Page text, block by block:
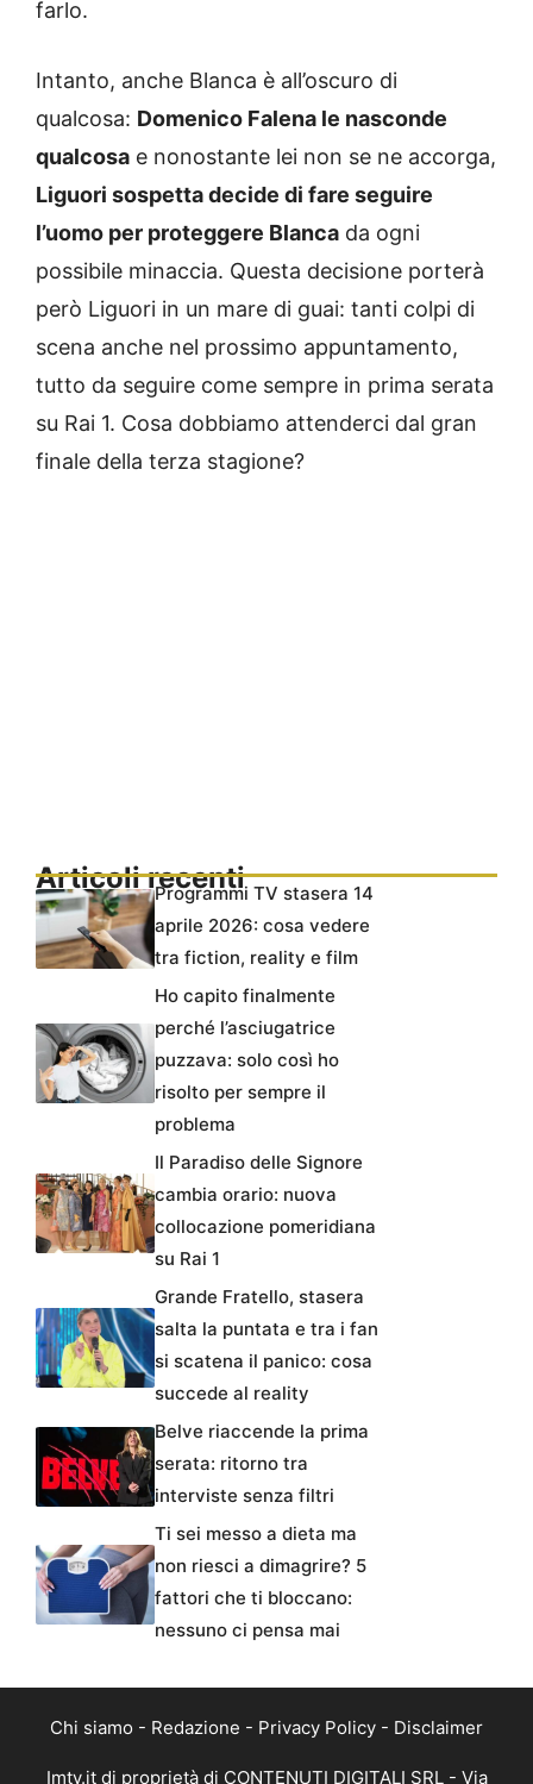
farlo.
Intanto, anche Blanca è all’oscuro di
qualcosa: Domenico Falena le nasconde
qualcosa e nonostante lei non se ne accorga,
Liguori sospetta decide di fare seguire
l’uomo per proteggere Blanca da ogni
possibile minaccia. Questa decisione porterà
però Liguori in un mare di guai: tanti colpi di
scena anche nel prossimo appuntamento,
tutto da seguire come sempre in prima serata
su Rai 1. Cosa dobbiamo attenderci dal gran
finale della terza stagione?
Articoli recentiProgrammi TV stasera 14
aprile 2026: cosa vedere
tra fiction, reality e film
Ho capito finalmente
perché l’asciugatrice
puzzava: solo così ho
risolto per sempre il
problema
Il Paradiso delle Signore
cambia orario: nuova
collocazione pomeridiana
su Rai 1
Grande Fratello, stasera
salta la puntata e tra i fan
si scatena il panico: cosa
succede al reality
Belve riaccende la prima
serata: ritorno tra
interviste senza filtri
Ti sei messo a dieta ma
non riesci a dimagrire? 5
fattori che ti bloccano:
nessuno ci pensa mai
Chi siamo - Redazione - Privacy Policy - Disclaimer
Imtv.it di proprietà di CONTENUTI DIGITALI SRL - Via